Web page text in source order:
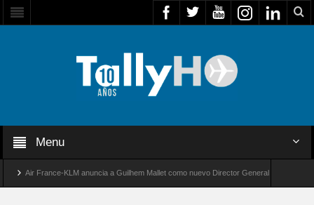
Menu
Air France-KLM anuncia a Guilhem Mallet como nuevo Director General para América